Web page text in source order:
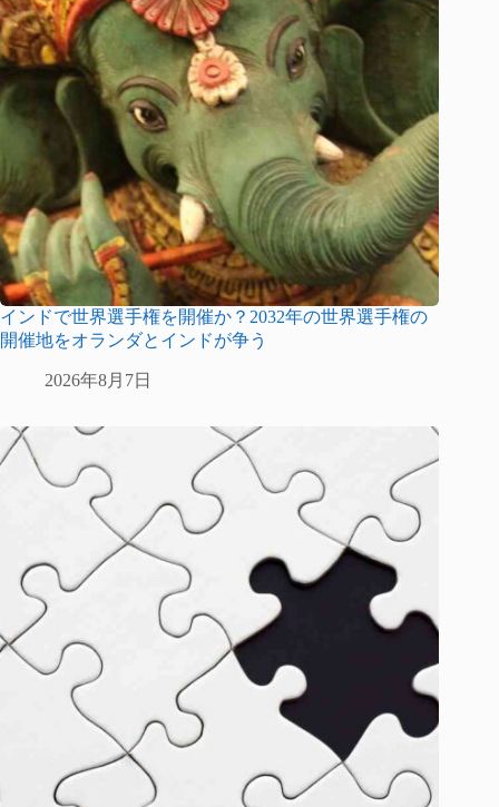
インドで世界選手権を開催か？2032年の世界選手権の
開催地をオランダとインドが争う
2026年8月7日